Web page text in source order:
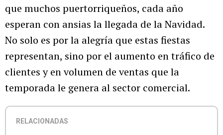
que muchos puertorriqueños, cada año
esperan con ansias la llegada de la Navidad.
No solo es por la alegría que estas fiestas
representan, sino por el aumento en tráfico de
clientes y en volumen de ventas que la
temporada le genera al sector comercial.
RELACIONADAS